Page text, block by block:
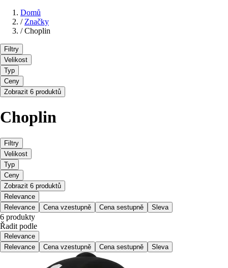
Domů
/ Značky
/ Choplin
Filtry
Velikost
Typ
Ceny
Zobrazit 6 produktů
Choplin
Filtry
Velikost
Typ
Ceny
Zobrazit 6 produktů
Relevance
Relevance
Cena vzestupně Cena sestupně Sleva
6 produkty
Řadit podle
Relevance
Relevance
Cena vzestupně Cena sestupně Sleva